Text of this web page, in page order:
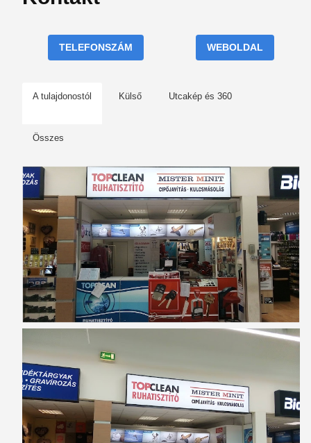
TELEFONSZÁM WEBOLDAL
A tulajdonostól Külső Utcakép és 360
Összes